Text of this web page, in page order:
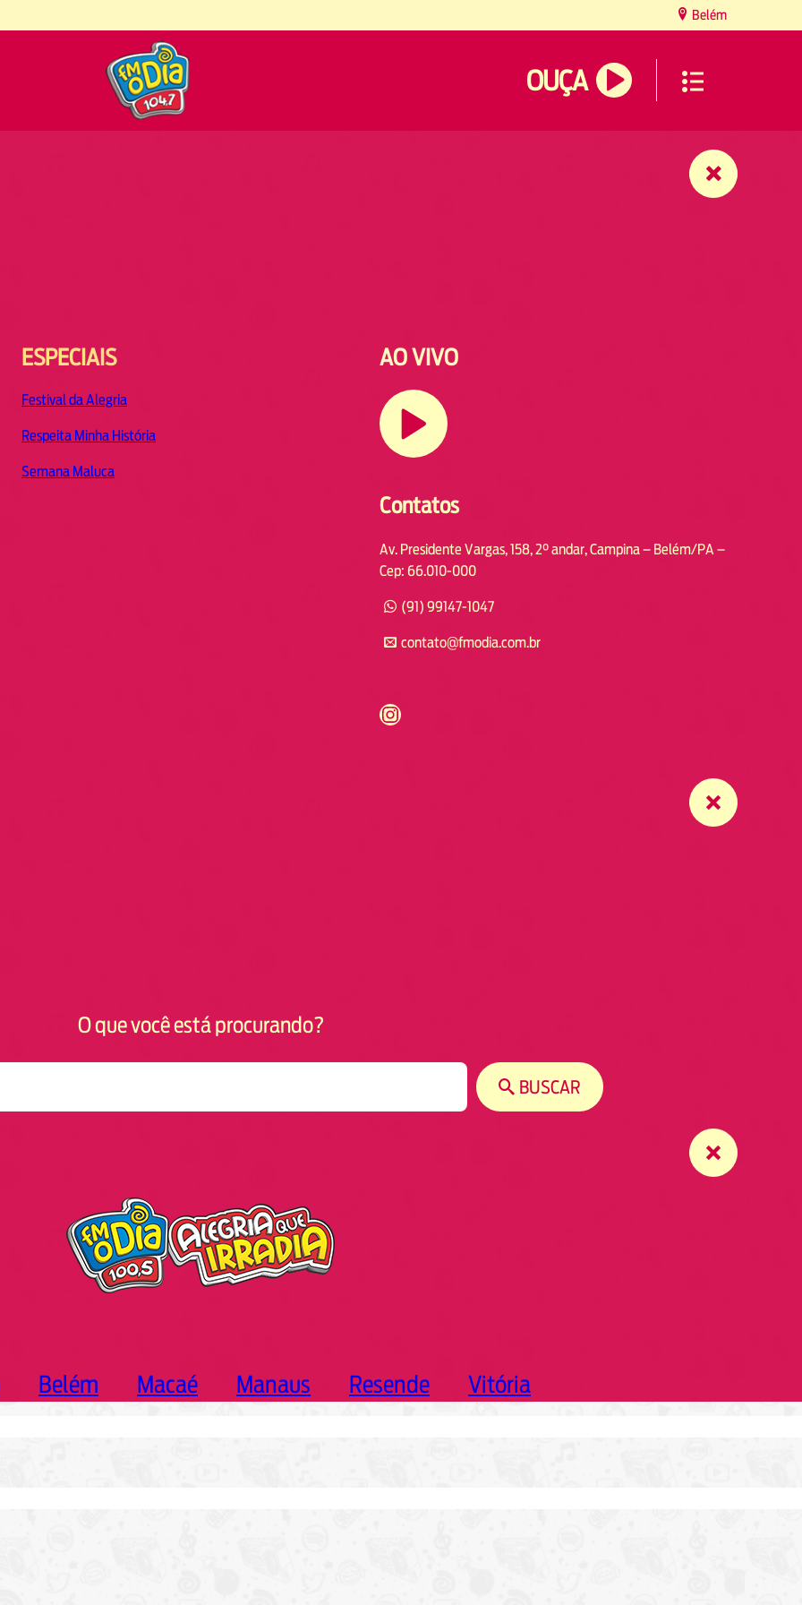
Belém
OUÇA
ESPECIAIS
Festival da Alegria
Respeita Minha História
Semana Maluca
AO VIVO
Contatos
Av. Presidente Vargas, 158, 2° andar, Campina – Belém/PA –
Cep: 66.010-000
(91) 99147-1047
contato@fmodia.com.br
https://www.instagram.com/fmodia.cabofrio/
O que você está procurando?
BUSCAR
Belém Macaé Manaus Resende Vitória